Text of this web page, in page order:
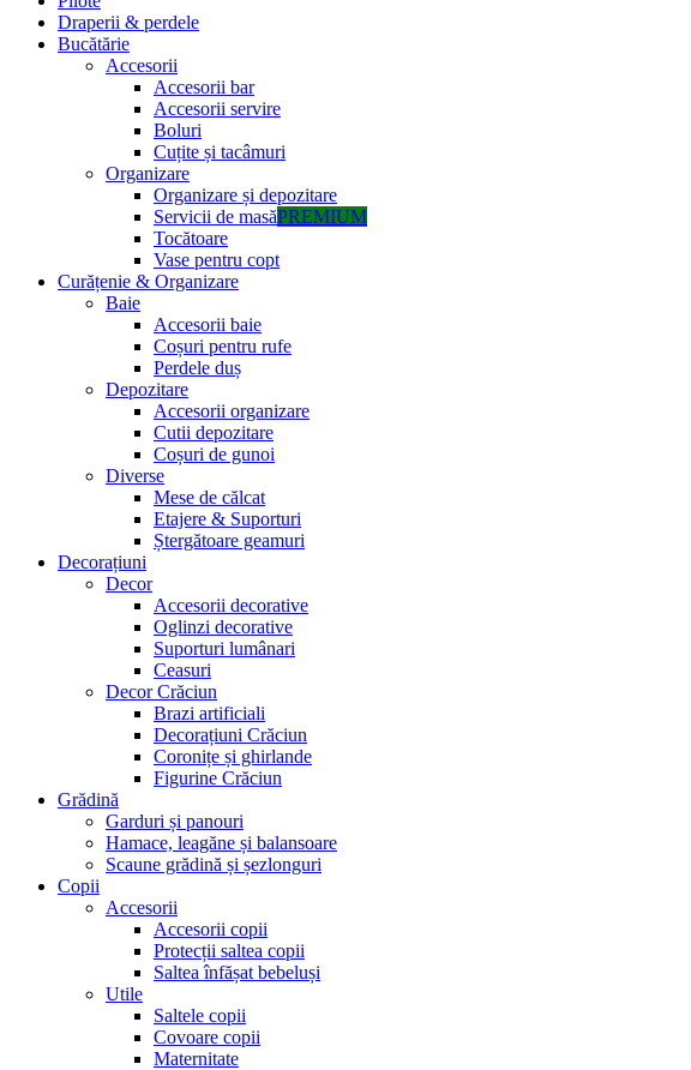
Draperii & perdele
Bucătărie
Accesorii
Accesorii bar
Accesorii servire
Boluri
Cuțite și tacâmuri
Organizare
Organizare și depozitare
Servicii de masăPREMIUM
Tocătoare
Vase pentru copt
Curățenie & Organizare
Baie
Accesorii baie
Coșuri pentru rufe
Perdele duș
Depozitare
Accesorii organizare
Cutii depozitare
Coșuri de gunoi
Diverse
Mese de călcat
Etajere & Suporturi
Ștergătoare geamuri
Decorațiuni
Decor
Accesorii decorative
Oglinzi decorative
Suporturi lumânari
Ceasuri
Decor Crăciun
Brazi artificiali
Decorațiuni Crăciun
Coronițe și ghirlande
Figurine Crăciun
Grădină
Garduri și panouri
Hamace, leagăne și balansoare
Scaune grădină și șezlonguri
Copii
Accesorii
Accesorii copii
Protecții saltea copii
Saltea înfășat bebeluși
Utile
Saltele copii
Covoare copii
Maternitate